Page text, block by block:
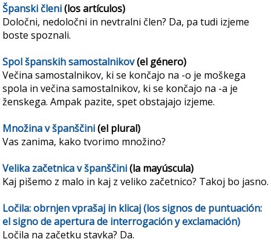
Španski členi(los artículos)
Določni, nedoločni in nevtralni člen? Da, pa tudi izjeme
boste spoznali.
Spol španskih samostalnikov(el género)
Večina samostalnikov, ki se končajo na -o je moškega
spola in večina samostalnikov, ki se končajo na -a je
ženskega. Ampak pazite, spet obstajajo izjeme.
Množina v španščini(el plural)
Vas zanima, kako tvorimo množino?
Velika začetnica v španščini(la mayúscula)
Kaj pišemo z malo in kaj z veliko začetnico? Takoj bo jasno.
Ločila: obrnjen vprašaj in klicaj (los signos de puntuación:
el signo de apertura de interrogación y exclamación)
Ločila na začetku stavka? Da.